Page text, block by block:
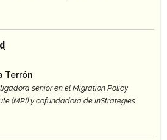
Terrón
senior en el Migration Policy
(MPI) y cofundadora de InStrategies